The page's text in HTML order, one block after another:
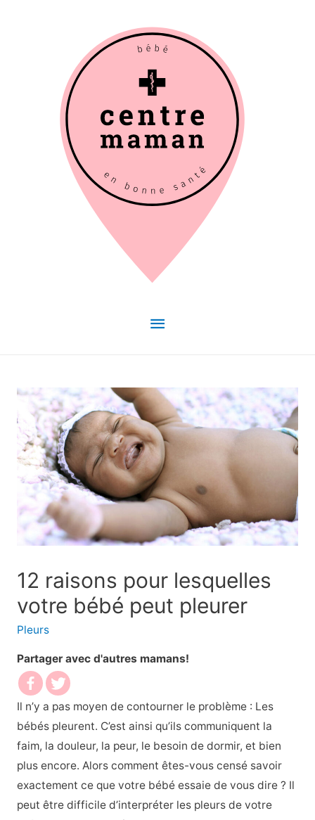
Menu
12 raisons pour lesquelles
votre bébé peut pleurer
Pleurs
Partager avec d'autres mamans!
Il n’y a pas moyen de contourner le problème : Les
bébés pleurent. C’est ainsi qu’ils communiquent la
faim, la douleur, la peur, le besoin de dormir, et bien
plus encore. Alors comment êtes-vous censé savoir
exactement ce que votre bébé essaie de vous dire ? Il
peut être difficile d’interpréter les pleurs de votre